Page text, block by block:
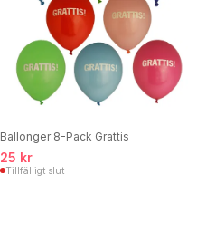
Ballonger 8-Pack Grattis
25 kr
Tillfälligt slut